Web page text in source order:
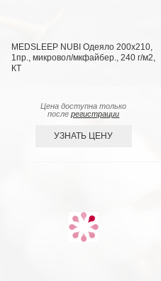
MEDSLEEP NUBI Одеяло 200х210,
1пр., микровол/мкфайбер., 240 г/м2,
КТ
Цена доступна только
послерегистрации
УЗНАТЬ ЦЕНУ